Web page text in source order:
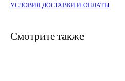
УСЛОВИЯ ДОСТАВКИ И ОПЛАТЫ
Смотрите также